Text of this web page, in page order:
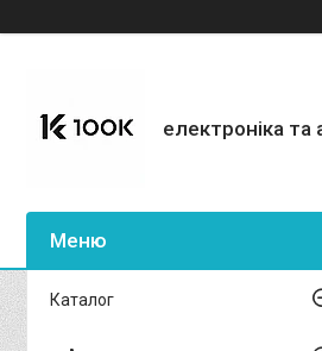
електроніка та
Каталог